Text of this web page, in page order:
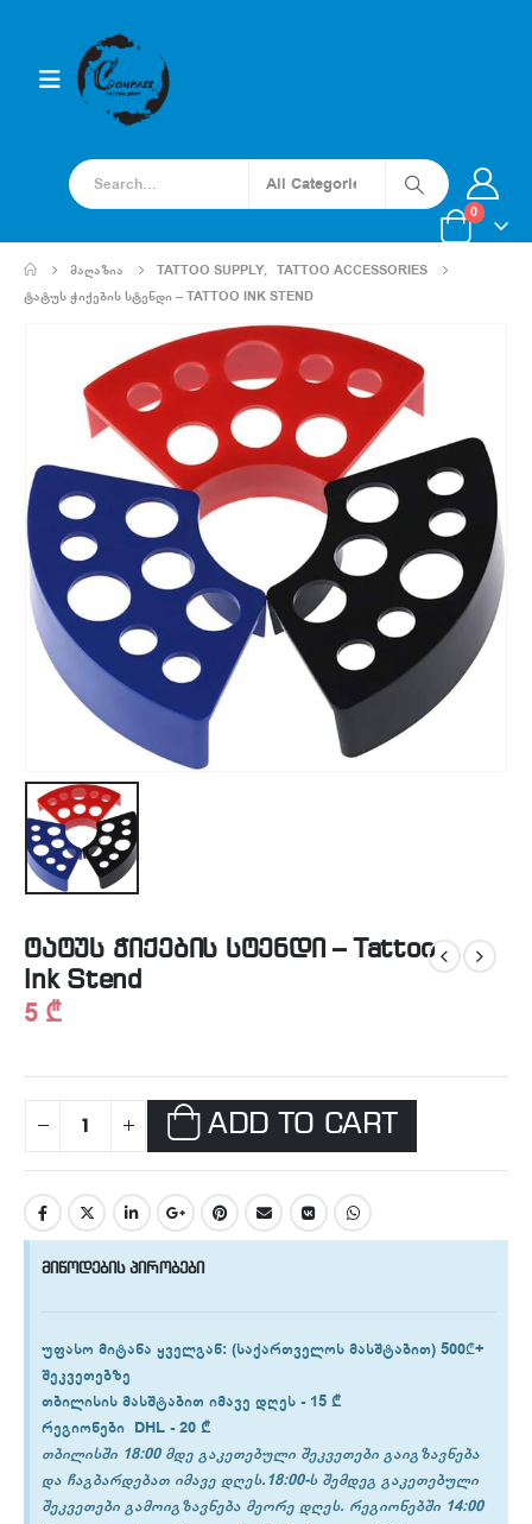
0
ᲛᲐᲦᲐᲖᲘᲐ TATTOO SUPPLY, TATTOO ACCESSORIES
ᲢᲐᲢᲣᲡ ᲭᲘᲥᲔᲑᲘᲡ ᲡᲢᲔᲜᲓᲘ – TATTOO INK STEND
ტატუს ჭიქების სტენდი – Tattoo
Ink Stend
5 ₾
ADD TO CART
მიწოდების პირობები
უფასო მიტანა ყველგან: (საქართველოს მასშტაბით) 500₾+
შეკვეთებზე
თბილისის მასშტაბით იმავე დღეს -15 ₾
რეგიონები DHL -20 ₾
თბილისში 18:00 მდე გაკეთებული შეკვეთები გაიგზავნება
და ჩაგბარდებათ იმავე დღეს.18:00-ს შემდეგ გაკეთებული
შეკვეთები გამოიგზავნება მეორე დღეს. რეგიონებში 14:00